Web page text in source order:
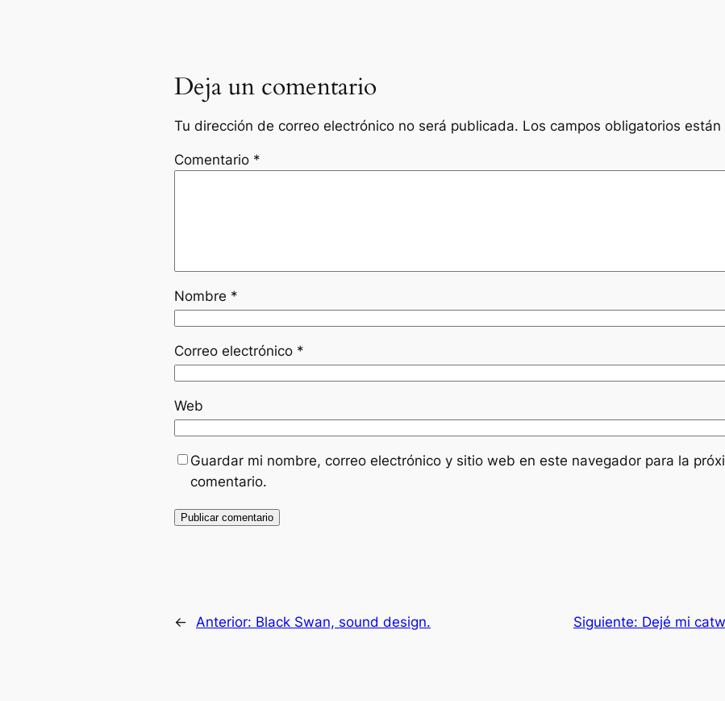
Deja un comentario
Tu dirección de correo electrónico no será publicada. Los campos obligatorios
Comentario *
Nombre *
Correo electrónico *
Web
Guardar mi nombre, correo electrónico y sitio web en este navegador para la
comentario.
← Anterior: Black Swan, sound design. Siguiente: Dejé mi